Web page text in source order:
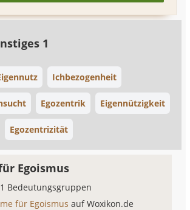
1
Ichbezogenheit
Egozentrik Eigennützigkeit
Egozentrizität
Egoismus
Bedeutungsgruppen
für Egoismusauf Woxikon.de